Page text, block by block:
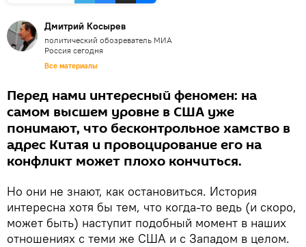
Дмитрий Косырев
политический обозреватель МИА
Россия сегодня
Все материалы
Перед нами интересный феномен: на
самом высшем уровне в США уже
понимают, что бесконтрольное хамство в
адрес Китая и провоцирование его на
конфликт может плохо кончиться.
Но они не знают, как остановиться. История
интересна хотя бы тем, что когда-то ведь (и скоро,
может быть) наступит подобный момент в наших
отношениях с теми же США и с Западом в целом.